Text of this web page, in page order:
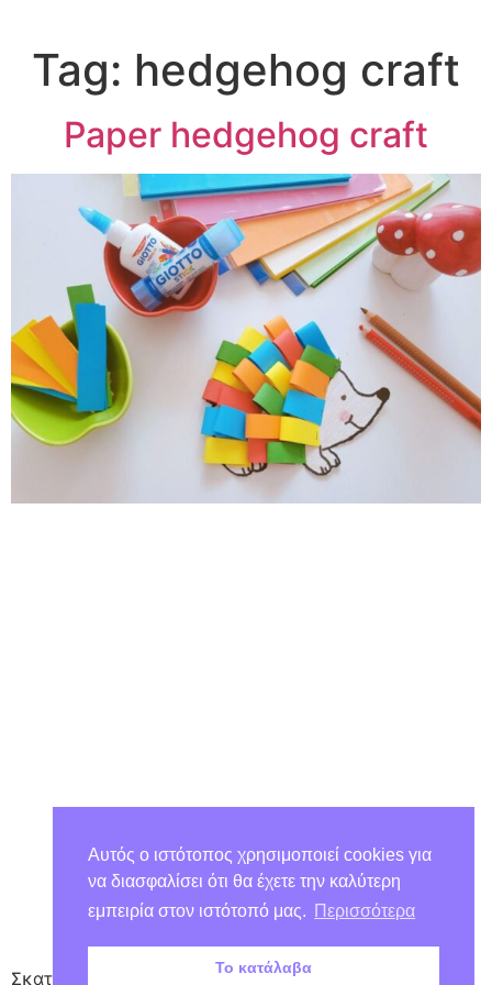
Tag: hedgehog craft
Paper hedgehog craft
Σκατζόχοιρος με χρωματιστά χάρτινα αγκάθια
Αυτός ο ιστότοπος χρησιμοποιεί cookies για
να διασφαλίσει ότι θα έχετε την καλύτερη
εμπειρία στον ιστότοπό μας.
Περισσότερα
Το κατάλαβα